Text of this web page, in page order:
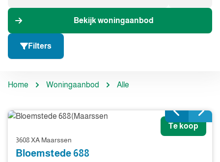
Bekijk woningaanbod
Filters
Home Woningaanbod Alle
Te koop
3608 XA Maarssen
Bloemstede 688